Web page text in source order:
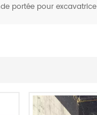
portée pour excavatrice